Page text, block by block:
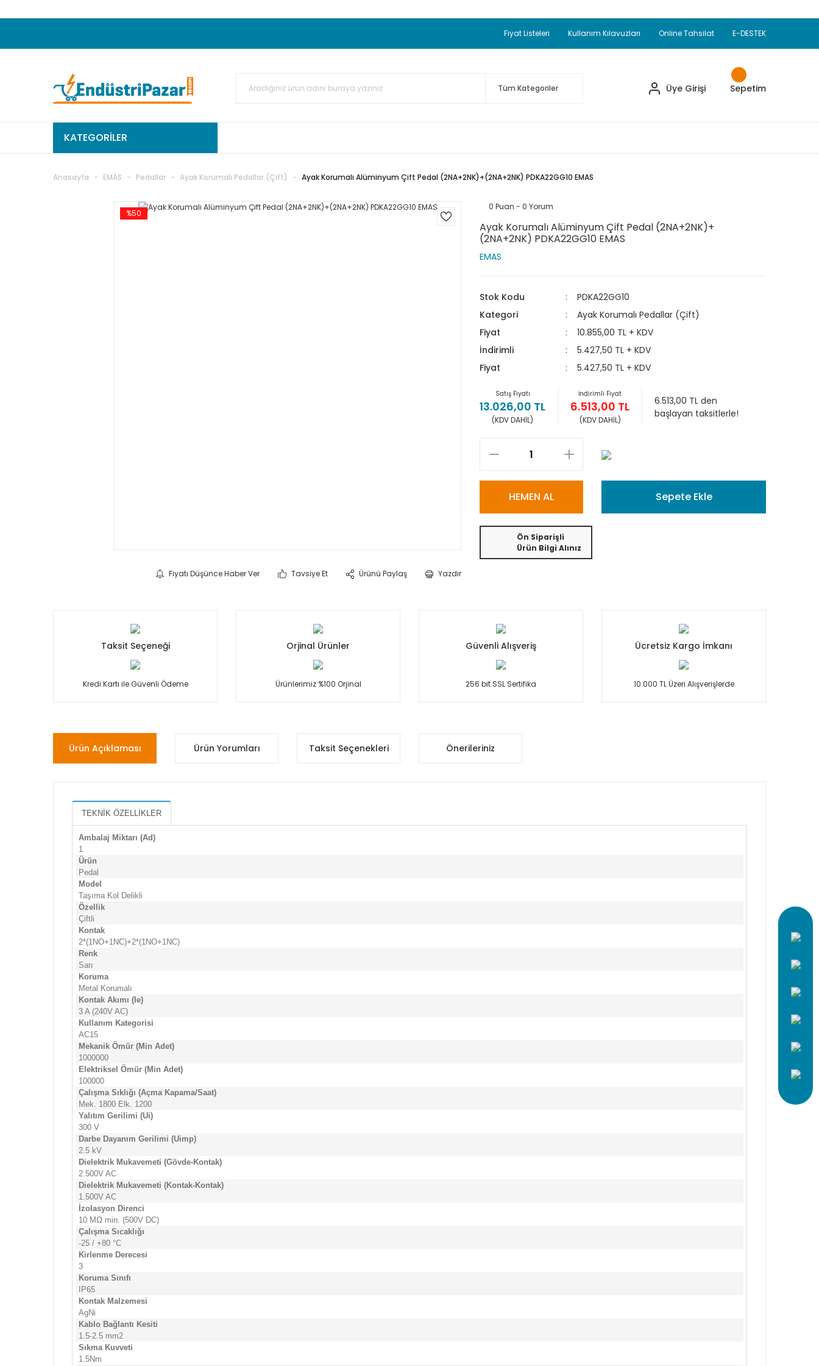
20.000TL ve Üzeri Alışverişlerinizde KARGO BEDAVATC Standart Bayonet J Tip Termokupul Ürünlerinde 50 Adet Alımlarda Sepette Ekstra %5 İskonto...
TC Standart Bayonet J Tip Termokupul Ürünlerinde 250 Adet Alımlarda Sepette
50.000,00TL ve Üzeri EMKO Ürünleri Alışverişlerinizde Sepette
Fiyat Listeleri Kullanım Kılavuzları Online Tahsilat E-DESTEK
Üye Girişi Sepetim
KATEGORİLER
Anasayfa EMAS Pedallar Ayak Korumalı Pedallar (Çift) Ayak Korumalı Alüminyum Çift Pedal (2NA+2NK)+(2NA+2NK) PDKA22GG10 EMAS
%50
Fiyatı Düşünce Haber Ver Tavsiye Et Ürünü Paylaş Yazdır
0 Puan - 0 Yorum
Ayak Korumalı Alüminyum Çift Pedal (2NA+2NK)+
(2NA+2NK) PDKA22GG10 EMAS
EMAS
Stok Kodu
PDKA22GG10
Kategori
Ayak Korumalı Pedallar (Çift)
Fiyat
10.855,00 TL + KDV
İndirimli
5.427,50 TL + KDV
Fiyat
5.427,50 TL + KDV
Satış Fiyatı
13.026,00 TL
(KDV DAHİL)
İndirimli Fiyat
6.513,00 TL
(KDV DAHİL)
6.513,00 TL den
başlayan taksitlerle!
HEMEN AL Sepete Ekle
Ön Siparişli
Ürün Bilgi Alınız
Taksit Seçeneği
Kredi Kartı ile Güvenli Ödeme
Orjinal Ürünler
Ürünlerimiz %100 Orjinal
Güvenli Alışveriş
256 bit SSL Sertifika
Ücretsiz Kargo İmkanı
10.000 TL Üzeri Alışverişlerde
Ürün Açıklaması Ürün Yorumları Taksit Seçenekleri Önerileriniz
TEKNİK ÖZELLİKLER
Ambalaj Miktarı (Ad)
1
Ürün
Pedal
Model
Taşıma Kol Delikli
Özellik
Çiftli
Kontak
2*(1NO+1NC)+2*(1NO+1NC)
Renk
Sarı
Koruma
Metal Korumalı
Kontak Akımı (Ie)
3 A (240V AC)
Kullanım Kategorisi
AC15
Mekanik Ömür (Min Adet)
1000000
Elektriksel Ömür (Min Adet)
100000
Çalışma Sıklığı (Açma Kapama/Saat)
Mek. 1800 Elk. 1200
Yalıtım Gerilimi (Ui)
300 V
Darbe Dayanım Gerilimi (Uimp)
2.5 kV
Dielektrik Mukavemeti (Gövde-Kontak)
2.500V AC
Dielektrik Mukavemeti (Kontak-Kontak)
1.500V AC
İzolasyon Direnci
10 MΩ min. (500V DC)
Çalışma Sıcaklığı
-25 / +80 °C
Kirlenme Derecesi
3
Koruma Sınıfı
IP65
Kontak Malzemesi
AgNi
Kablo Bağlantı Kesiti
1.5-2.5 mm2
Sıkma Kuvveti
1.5Nm